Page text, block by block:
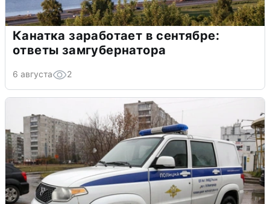
Канатка заработает в сентябре:
ответы замгубернатора
6 августа 2